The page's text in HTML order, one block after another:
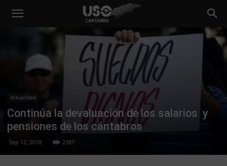
Actualidad
Continúa la devaluación de los salarios y
pensiones de los cántabros
Sep 12, 2018 2387